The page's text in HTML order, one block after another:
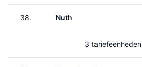
38. Nuth
3 tariefeenheden